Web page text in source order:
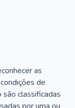
as
de
classificadas